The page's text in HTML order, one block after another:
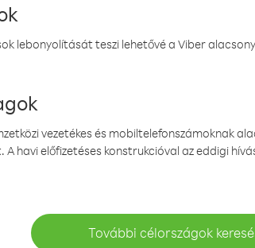
lebonyolítását teszi lehetővé a Viber
vezetékes és mobiltelefonszámoknak
havi előfizetéses konstrukcióval az eddigi
További célországok